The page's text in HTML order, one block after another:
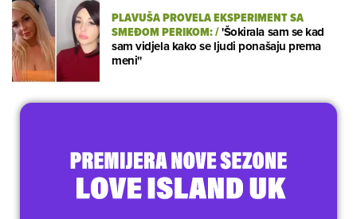
PLAVUŠA PROVELA EKSPERIMENT SA
SMEĐOM PERIKOM:/'Šokirala sam se kad
sam vidjela kako se ljudi ponašaju prema
meni''